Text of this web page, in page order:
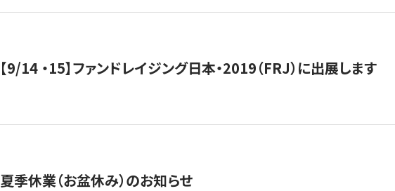
【9/14 ・15】ファンドレイジング日本・2019（FRJ）に出展します
夏季休業（お盆休み）のお知らせ